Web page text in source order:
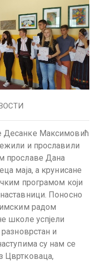
Десанке Максимовић
и прославили
прославе Дана
маја, а крунисане
програмом који
Поносно
радом
школе успјели
и
су нам се
Цвртковаца,